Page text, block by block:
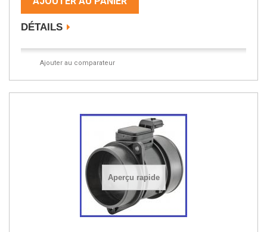
DÉTAILS
Ajouter au comparateur
Aperçu rapide